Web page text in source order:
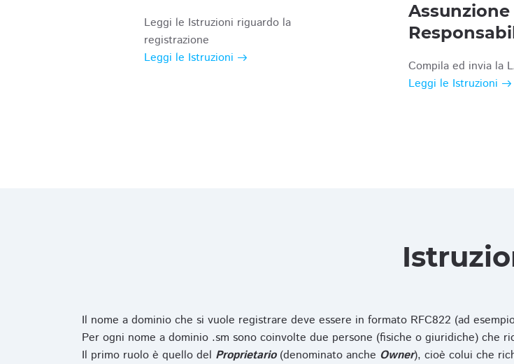
Leggi le Istruzioni riguardo la
registrazione
Leggi le Istruzioni
Assunzione
Compila ed invia la
Leggi le Istruzioni
Il nome a dominio che si vuole registrare deve essere in formato RFC822 (ad
Per ogni nome a dominio .sm sono coinvolte due persone (fisiche o giuridiche) che
Il primo ruolo è quello del Proprietario(denominato anche Owner), cioè colui che